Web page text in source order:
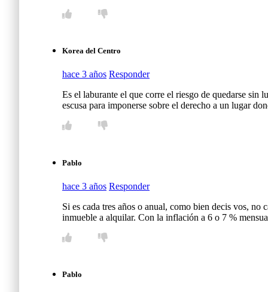
Korea del Centro
hace 3 años Responder
Es el laburante el que corre el riesgo de quedarse sin
escusa para imponerse sobre el derecho a un lugar
Pablo
hace 3 años Responder
Si es cada tres años o anual, como bien decis vos,
inmueble a alquilar. Con la inflación a 6 o 7 %
Pablo